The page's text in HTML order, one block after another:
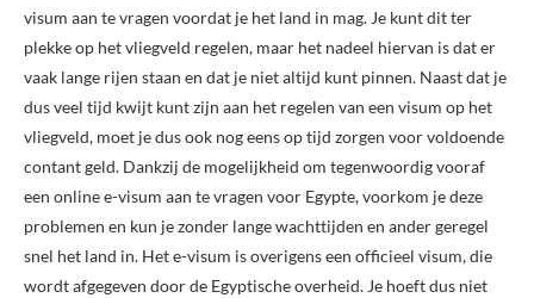
visum aan te vragen voordat je het land in mag. Je kunt dit ter
plekke op het vliegveld regelen, maar het nadeel hiervan is dat er
vaak lange rijen staan en dat je niet altijd kunt pinnen. Naast dat je
dus veel tijd kwijt kunt zijn aan het regelen van een visum op het
vliegveld, moet je dus ook nog eens op tijd zorgen voor voldoende
contant geld. Dankzij de mogelijkheid om tegenwoordig vooraf
een online e-visum aan te vragen voor Egypte, voorkom je deze
problemen en kun je zonder lange wachttijden en ander geregel
snel het land in. Het e-visum is overigens een officieel visum, die
wordt afgegeven door de Egyptische overheid. Je hoeft dus niet